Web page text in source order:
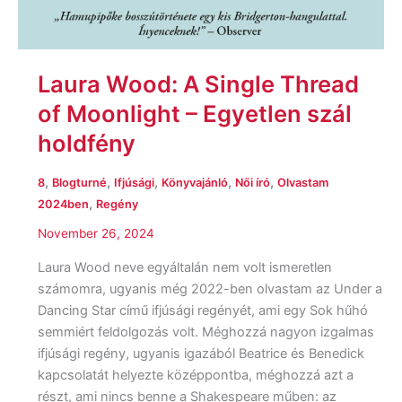
Laura Wood: A Single Thread
of Moonlight – Egyetlen szál
holdfény
8, Blogturné, Ifjúsági, Könyvajánló, Női író, Olvastam
2024ben, Regény
November 26, 2024
Laura Wood neve egyáltalán nem volt ismeretlen
számomra, ugyanis még 2022-ben olvastam az Under a
Dancing Star című ifjúsági regényét, ami egy Sok hűhó
semmiért feldolgozás volt. Méghozzá nagyon izgalmas
ifjúsági regény, ugyanis igazából Beatrice és Benedick
kapcsolatát helyezte középpontba, méghozzá azt a
részt, ami nincs benne a Shakespeare műben: az